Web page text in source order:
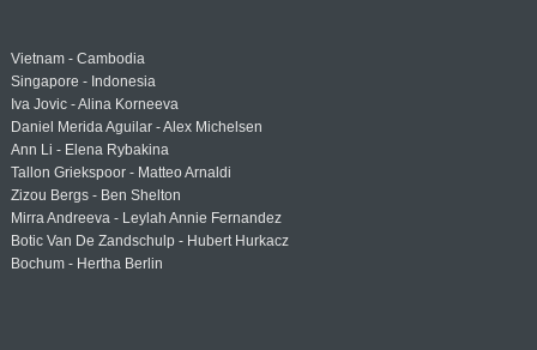
Vietnam - Cambodia
Singapore - Indonesia
Iva Jovic - Alina Korneeva
Daniel Merida Aguilar - Alex Michelsen
Ann Li - Elena Rybakina
Tallon Griekspoor - Matteo Arnaldi
Zizou Bergs - Ben Shelton
Mirra Andreeva - Leylah Annie Fernandez
Botic Van De Zandschulp - Hubert Hurkacz
Bochum - Hertha Berlin